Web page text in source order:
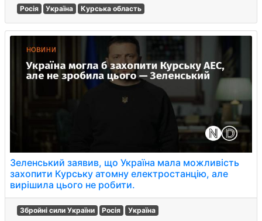
Росія Україна Курська область
Зеленський заявив, що Україна мала можливість
захопити Курську атомну електростанцію, але
вирішила цього не робити.
Збройні сили України Росія Україна